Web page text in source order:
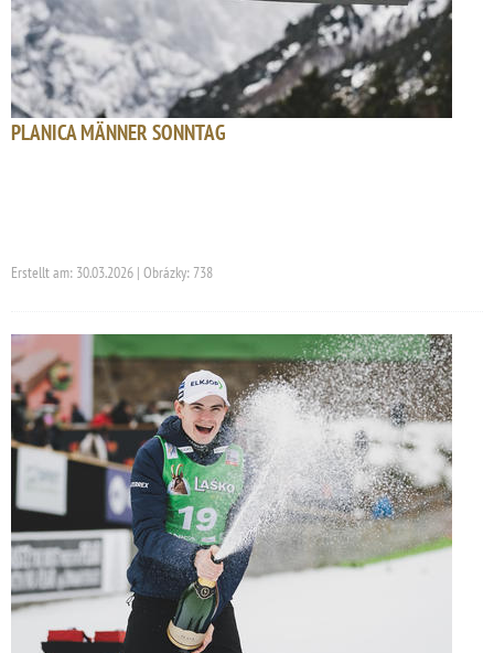
PLANICA MÄNNER SONNTAG
Erstellt am: 30.03.2026 | Obrázky: 738